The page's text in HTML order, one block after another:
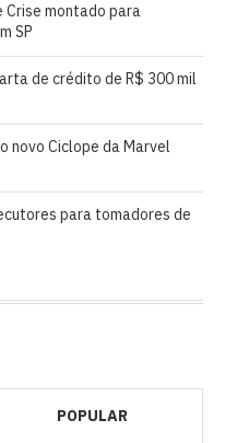
Crise montado para
SP
de crédito de R$ 300 mil
novo Ciclope da Marvel
para tomadores de
POPULAR